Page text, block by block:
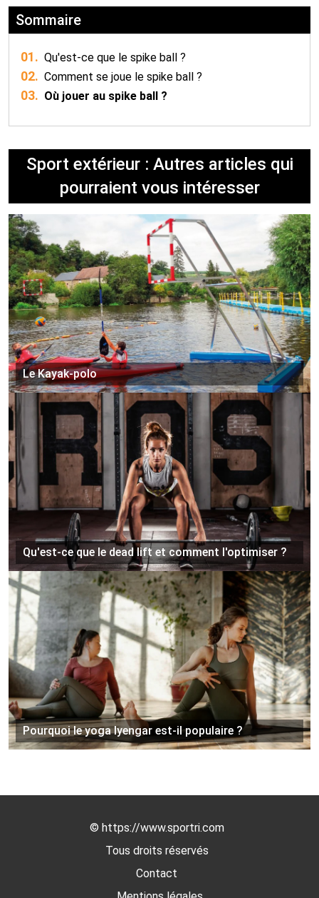
Sommaire
01. Qu'est-ce que le spike ball ?
02. Comment se joue le spike ball ?
03. Où jouer au spike ball ?
Sport extérieur : Autres articles qui
pourraient vous intéresser
Le Kayak-polo
Qu'est-ce que le dead lift et comment l'optimiser ?
Pourquoi le yoga Iyengar est-il populaire ?
© https://www.sportri.com
Tous droits réservés
Contact